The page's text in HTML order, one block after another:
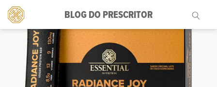
BLOG DO PRESCRITOR
Pesquisar
por: